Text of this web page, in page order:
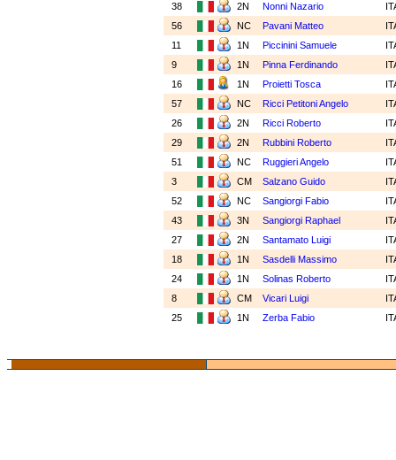
38
2N Nonni Nazario
56
NC Pavani Matteo
11
1N Piccinini Samuele
9
1N Pinna Ferdinando
16
1N Proietti Tosca
57
NC Ricci Petitoni Angelo
26
2N Ricci Roberto
29
2N Rubbini Roberto
51
NC Ruggieri Angelo
3
CM Salzano Guido
52
NC Sangiorgi Fabio
43
3N Sangiorgi Raphael
27
2N Santamato Luigi
18
1N Sasdelli Massimo
24
1N Solinas Roberto
8
CM Vicari Luigi
25
1N Zerba Fabio